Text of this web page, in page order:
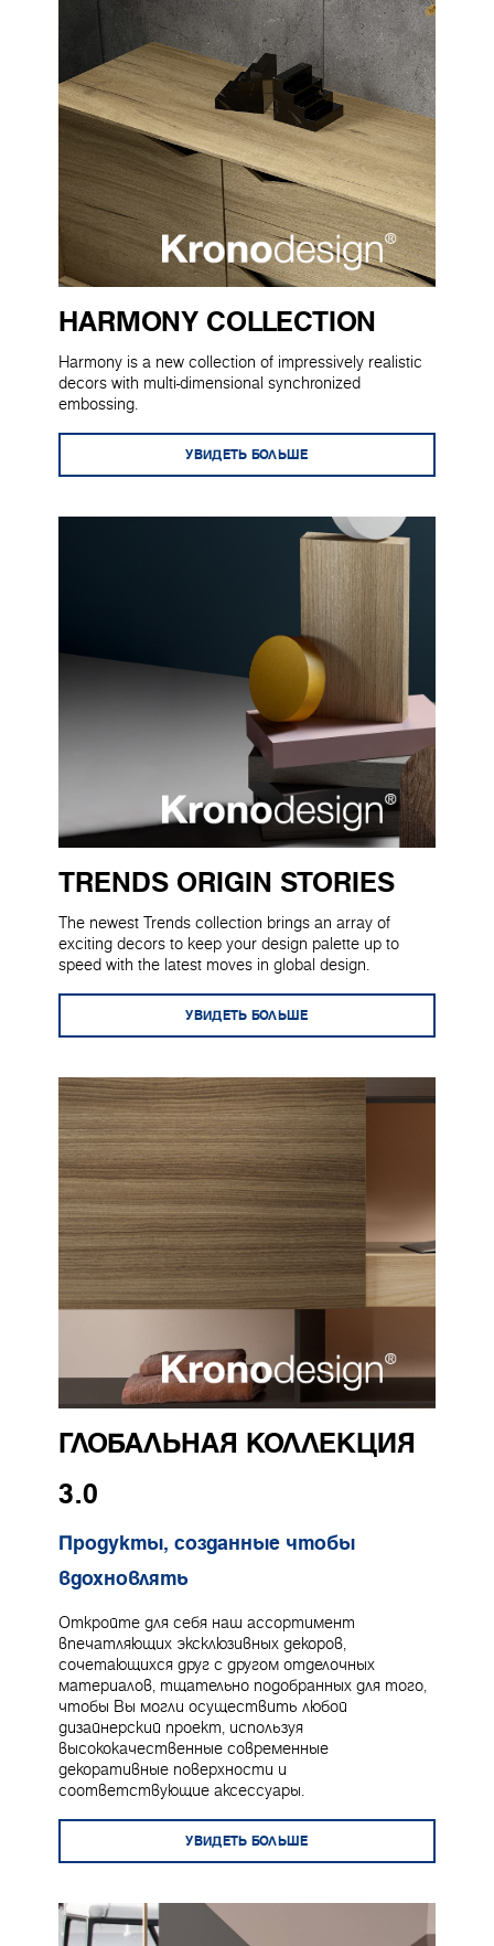
HARMONY COLLECTION
Harmony is a new collection of impressively realistic
decors with multi-dimensional synchronized
embossing.
УВИДЕТЬ БОЛЬШЕ
TRENDS ORIGIN STORIES
The newest Trends collection brings an array of
exciting decors to keep your design palette up to
speed with the latest moves in global design.
УВИДЕТЬ БОЛЬШЕ
ГЛОБАЛЬНАЯ КОЛЛЕКЦИЯ
3.0
Продукты, созданные чтобы
вдохновлять
Откройте для себя наш ассортимент
впечатляющих эксклюзивных декоров,
сочетающихся друг с другом отделочных
материалов, тщательно подобранных для того,
чтобы Вы могли осуществить любой
дизайнерский проект, используя
высококачественные современные
декоративные поверхности и
соответствующие аксессуары.
УВИДЕТЬ БОЛЬШЕ